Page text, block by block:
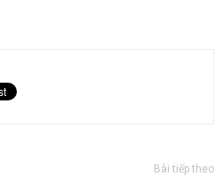
Bài tiếp theo